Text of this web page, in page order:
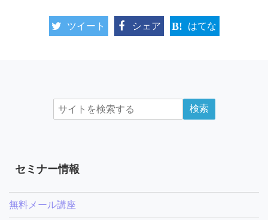
ツイート シェア はてな
セミナー情報
無料メール講座